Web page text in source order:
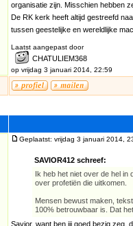
organisatie zijn. Misschien hebben
De RK kerk heeft altijd gestreefd
tussen geestelijke en wereldlijke
Laatst aangepast door
CHATULIEM368
op vrijdag 3 januari 2014, 22:59
Geplaatst: vrijdag 3 januari 2014,
SAVIOR412 schreef:
Ik heb het niet over de hel in
over profetiën die uitkomen.
Mensen bewust maken,
100% betrouwbaar is. Dat
Savior, want ben jij goed bezig zeg,